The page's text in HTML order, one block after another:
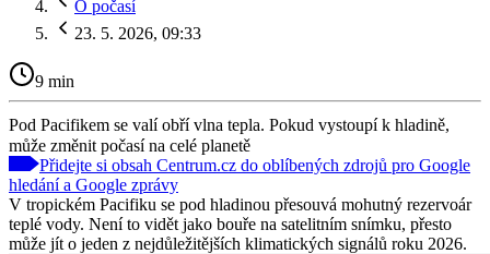
O počasí
23. 5. 2026, 09:33
9 min
Pod Pacifikem se valí obří vlna tepla. Pokud vystoupí k hladině,
může změnit počasí na celé planetě
Přidejte si obsah Centrum.cz do oblíbených zdrojů pro Google
hledání a Google zprávy
V tropickém Pacifiku se pod hladinou přesouvá mohutný rezervoár
teplé vody. Není to vidět jako bouře na satelitním snímku, přesto
může jít o jeden z nejdůležitějších klimatických signálů roku 2026.